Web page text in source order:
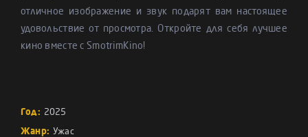
отличное изображение и звук подарят вам настоящее
удовольствие от просмотра. Откройте для себя лучшее
кино вместе с SmotrimKino!
Год: 2025
Жанр: Ужас